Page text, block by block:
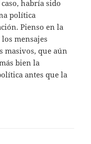
habría sido
política
Pienso en la
mensajes
masivos, que aún
bien la
antes que la